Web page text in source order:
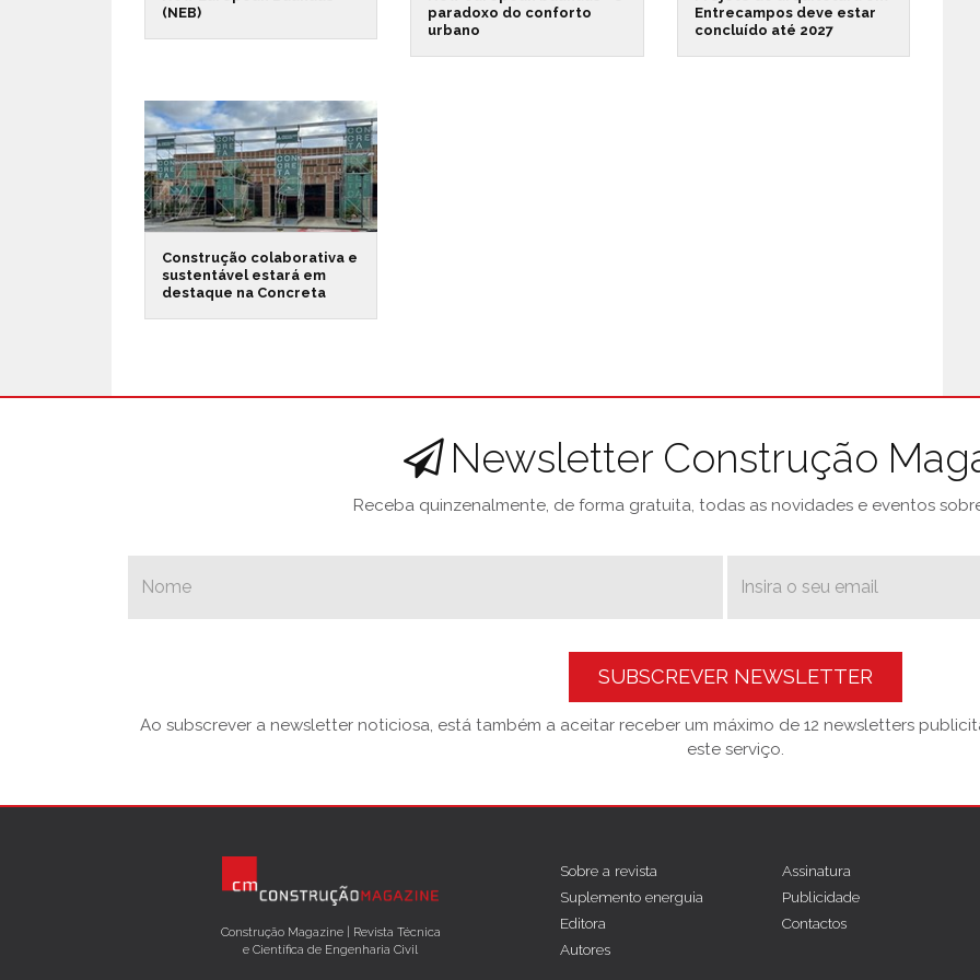
(NEB)
paradoxo do conforto
urbano
Entrecampos deve estar
concluído até 2027
Construção colaborativa e
sustentável estará em
destaque na Concreta
Newsletter Construção
Receba quinzenalmente, de forma gratuita, todas as novidades e eventos
SUBSCREVER NEWSLETTER
Ao subscrever a newsletter noticiosa, está também a aceitar receber um máximo de 12 newsletters
este serviço.
Construção Magazine | Revista Técnica
e Científica de Engenharia Civil
Sobre a revista
Suplemento energuia
Editora
Autores
Assinatura
Publicidade
Contactos